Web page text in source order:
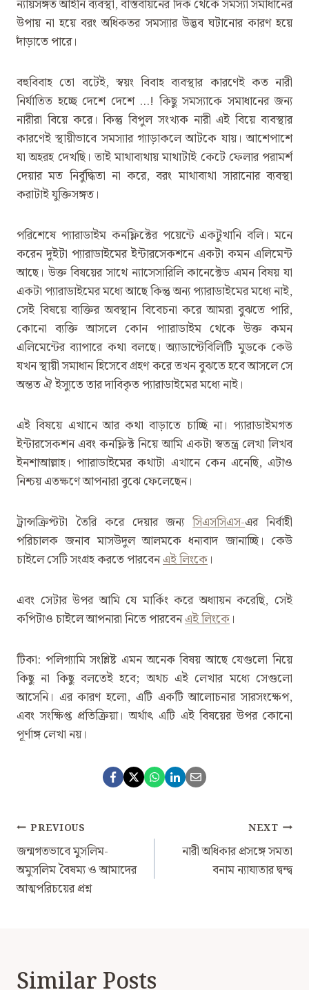
ন্যায়সঙ্গত আইনি ব্যবস্থা, বাস্তবায়নের দিক থেকে সমস্যা সমাধানের
উপায় না হয়ে বরং অধিকতর সমস্যার উদ্ভব ঘটানোর কারণ হয়ে
দাঁড়াতে পারে।
বহুবিবাহ তো বটেই, স্বয়ং বিবাহ ব্যবস্থার কারণেই কত নারী
নির্যাতিত হচ্ছে দেশে দেশে …! কিছু সমস্যাকে সমাধানের জন্য
নারীরা বিয়ে করে। কিন্তু বিপুল সংখ্যক নারী এই বিয়ে ব্যবস্থার
কারণেই স্থায়ীভাবে সমস্যার গ্যাড়াকলে আটকে যায়। আশেপাশে
যা অহরহ দেখছি। তাই মাথাব্যথায় মাথাটাই কেটে ফেলার পরামর্শ
দেয়ার মত নির্বুদ্ধিতা না করে, বরং মাথাব্যথা সারানোর ব্যবস্থা
করাটাই যুক্তিসঙ্গত।
পরিশেষে প্যারাডাইম কনফ্লিক্টের পয়েন্টে একটুখানি বলি। মনে
করেন দুইটা প্যারাডাইমের ইন্টারসেকশনে একটা কমন এলিমেন্ট
আছে। উক্ত বিষয়ের সাথে ন্যাসেসারিলি কানেক্টেড এমন বিষয় যা
একটা প্যারাডাইমের মধ্যে আছে কিন্তু অন্য প্যারাডাইমের মধ্যে নাই,
সেই বিষয়ে ব্যক্তির অবস্থান বিবেচনা করে আমরা বুঝতে পারি,
কোনো ব্যক্তি আসলে কোন প্যারাডাইম থেকে উক্ত কমন
এলিমেন্টের ব্যাপারে কথা বলছে। অ্যাডাপ্টেবিলিটি মুডকে কেউ
যখন স্থায়ী সমাধান হিসেবে গ্রহণ করে তখন বুঝতে হবে আসলে সে
অন্তত ঐ ইস্যুতে তার দাবিকৃত প্যারাডাইমের মধ্যে নাই।
এই বিষয়ে এখানে আর কথা বাড়াতে চাচ্ছি না। প্যারাডাইমগত
ইন্টারসেকশন এবং কনফ্লিক্ট নিয়ে আমি একটা স্বতন্ত্র লেখা লিখব
ইনশাআল্লাহ। প্যারাডাইমের কথাটা এখানে কেন এনেছি, এটাও
নিশ্চয় এতক্ষণে আপনারা বুঝে ফেলেছেন।
ট্রান্সক্রিপ্টটা তৈরি করে দেয়ার জন্যসিএসসিএস-এর নির্বাহী
পরিচালক জনাব মাসউদুল আলমকে ধন্যবাদ জানাচ্ছি। কেউ
চাইলে সেটি সংগ্রহ করতে পারবেনএই লিংকে।
এবং সেটার উপর আমি যে মার্কিং করে অধ্যায়ন করেছি, সেই
কপিটাও চাইলে আপনারা নিতে পারবেনএই লিংকে।
টিকা: পলিগ্যামি সংশ্লিষ্ট এমন অনেক বিষয় আছে যেগুলো নিয়ে
কিছু না কিছু বলতেই হবে; অথচ এই লেখার মধ্যে সেগুলো
আসেনি। এর কারণ হলো, এটি একটি আলোচনার সারসংক্ষেপ,
এবং সংক্ষিপ্ত প্রতিক্রিয়া। অর্থাৎ এটি এই বিষয়ের উপর কোনো
পূর্ণাঙ্গ লেখা নয়।
Post
Navigation
PREVIOUS
জন্মগতভাবে মুসলিম-
অমুসলিম বৈষম্য ও আমাদের
আত্মপরিচয়ের প্রশ্ন
NEXT
নারী অধিকার প্রসঙ্গে সমতা
বনাম ন্যায্যতার দ্বন্দ্ব
Similar Posts